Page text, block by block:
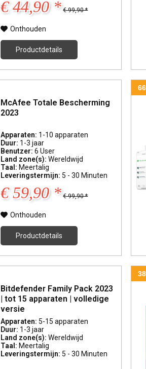
€ 44,90 * € 99,90 *
Onthouden
Productdetails
McAfee Totale Bescherming
2023
Apparaten: 1-10 apparaten
Duur: 1-3 jaar
Benutzer:6 User
Land zone(s):Wereldwijd
Taal: Meertalig
Leveringstermijn: 5 - 30 Minuten
€ 59,90 * € 99,90 *
Onthouden
Productdetails
Bitdefender Family Pack 2023
| tot 15 apparaten | volledige
versie
Apparaten: 5-15 apparaten
Duur: 1-3 jaar
Land zone(s):Wereldwijd
Taal:Meertalig
Leveringstermijn: 5 - 30 Minuten